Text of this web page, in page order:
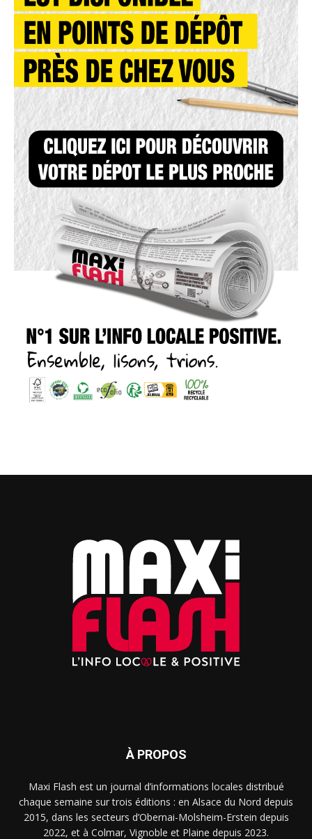
À PROPOS
Maxi Flash est un journal d’informations locales distribué
chaque semaine sur trois éditions : en Alsace du Nord depuis
2015, dans les secteurs d’Obernai-Molsheim-Erstein depuis
2022, et à Colmar, Vignoble et Plaine depuis 2023.